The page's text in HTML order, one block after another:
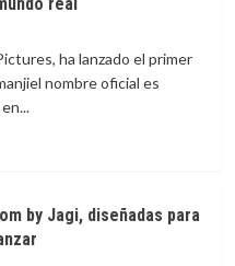
ha lanzado el primer
nombre oficial es
by Jagi, diseñadas para